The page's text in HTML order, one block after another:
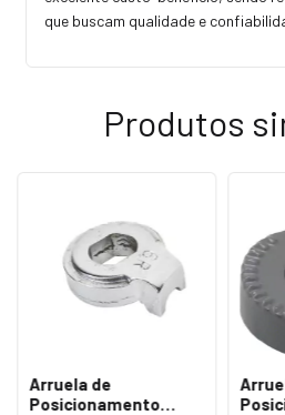
que buscam qualidade e
Produtos
Arruela de
Posicionamento